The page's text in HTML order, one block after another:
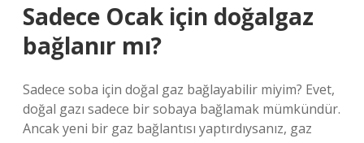
Sadece Ocak için doğalgaz
bağlanır mı?
Sadece soba için doğal gaz bağlayabilir miyim? Evet,
doğal gazı sadece bir sobaya bağlamak mümkündür.
Ancak yeni bir gaz bağlantısı yaptırdıysanız, gaz